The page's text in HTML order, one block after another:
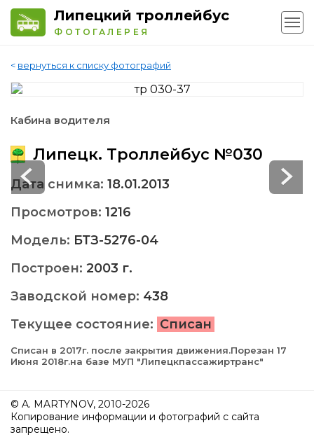
Липецкий троллейбус
ФОТОГАЛЕРЕЯ
< вернуться к списку фотографий
Кабина водителя
Липецк. Троллейбус №030
Дата снимка: 18.01.2013
Просмотров: 1216
Модель: БТЗ-5276-04
Построен: 2003 г.
Заводской номер: 438
Текущее состояние: Списан
Списан в 2017г. после закрытия движения.Порезан 17
Июня 2018г.на базе МУП "Липецкпассажиртранс"
© A. MARTYNOV, 2010-2026
Копирование информации и фотографий с сайта
запрещено.